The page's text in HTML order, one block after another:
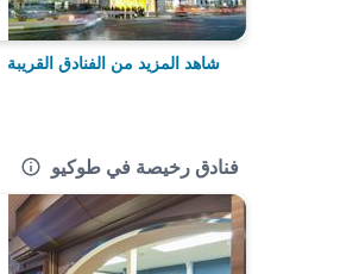
شاهد المزيد من الفنادق القريبة
فنادق رخيصة في طوكيو